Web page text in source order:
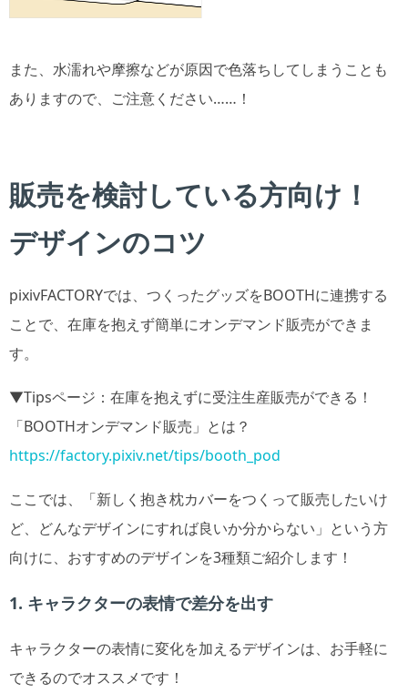
また、水濡れや摩擦などが原因で色落ちしてしまうことも
ありますので、ご注意ください……！
販売を検討している方向け！
デザインのコツ
pixivFACTORYでは、つくったグッズをBOOTHに連携する
ことで、在庫を抱えず簡単にオンデマンド販売ができま
す。
▼Tipsページ：在庫を抱えずに受注生産販売ができる！
「BOOTHオンデマンド販売」とは？
https://factory.pixiv.net/tips/booth_pod
ここでは、「新しく抱き枕カバーをつくって販売したいけ
ど、どんなデザインにすれば良いか分からない」という方
向けに、おすすめのデザインを3種類ご紹介します！
1. キャラクターの表情で差分を出す
キャラクターの表情に変化を加えるデザインは、お手軽に
できるのでオススメです！